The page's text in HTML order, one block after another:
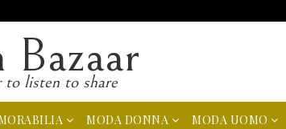
listen to share
MODA DONNA MODA UOMO